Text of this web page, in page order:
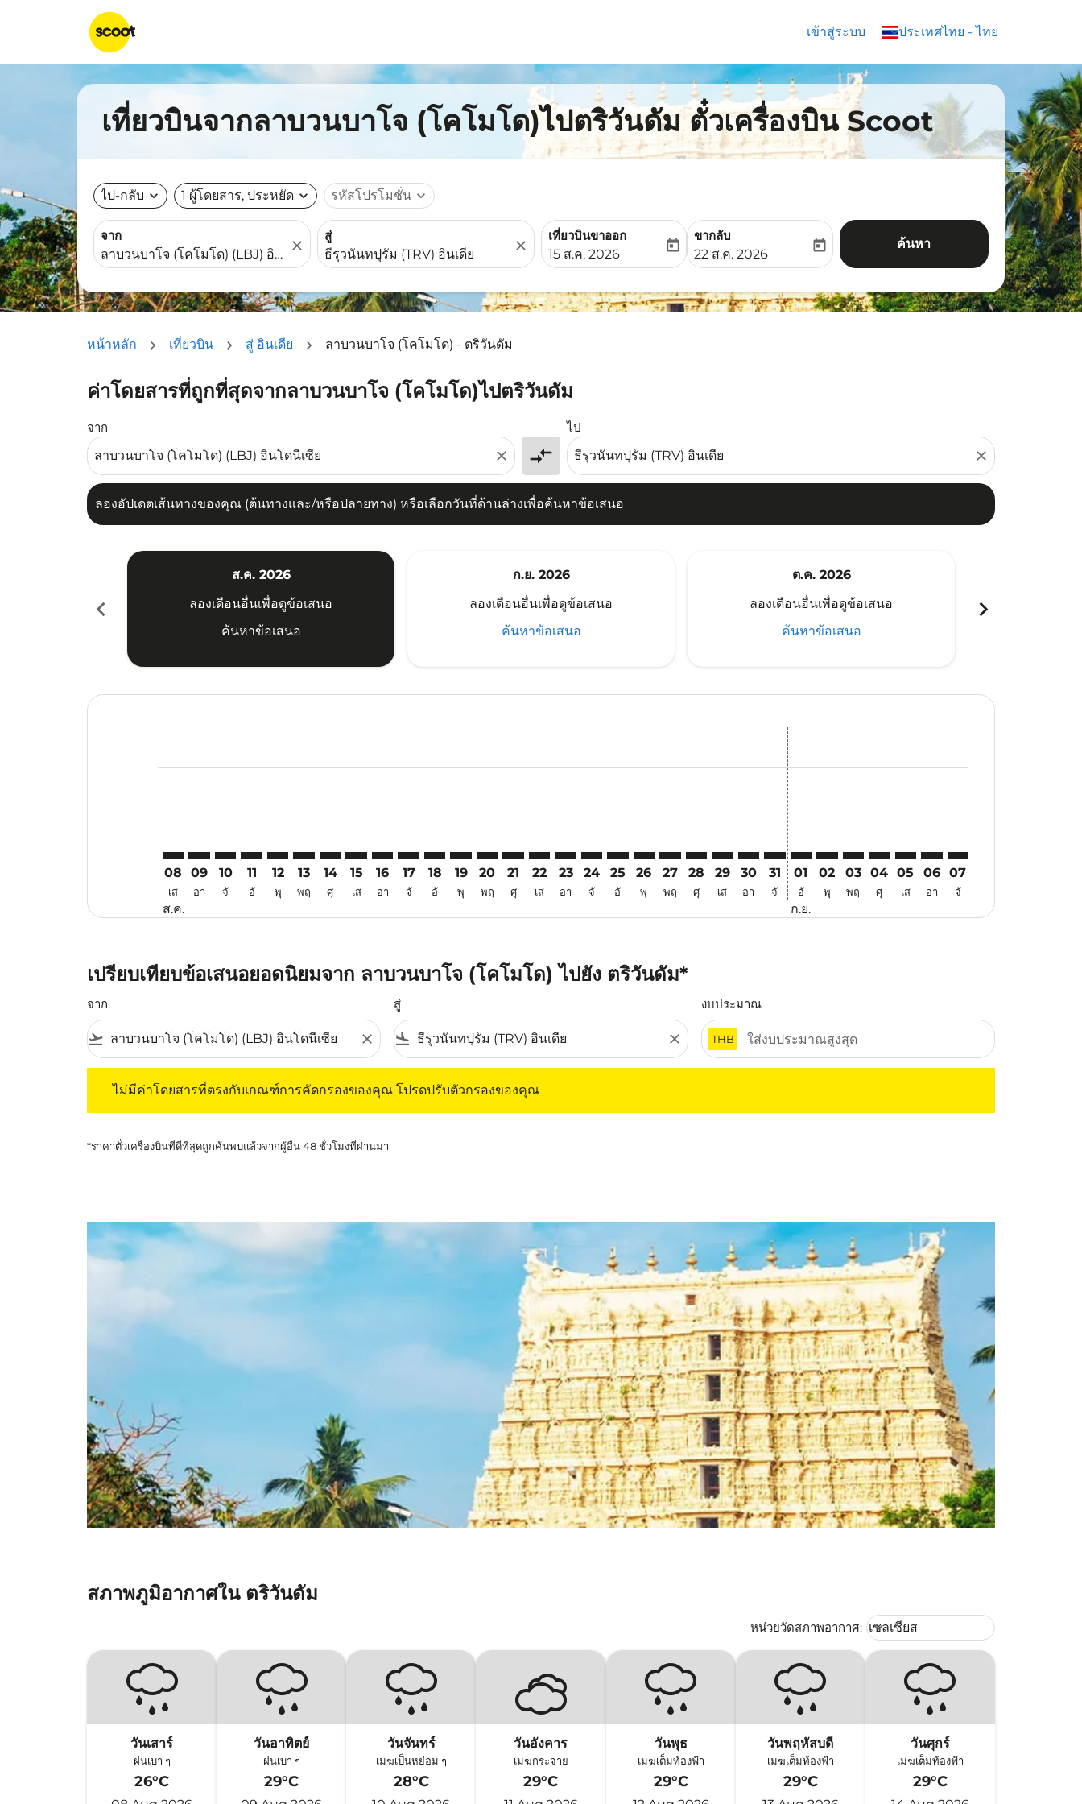
เข้าสู่ระบบ ประเทศไทย - ไทย
keyboard_arrow_down
เที่ยวบินจากลาบวนบาโจ (โคโมโด)ไปตริวันดัม ตั๋วเครื่องบิน Scoot
ไป-กลับ expand_more 1 ผู้โดยสาร, ประหยัด expand_more รหัสโปรโมชั่น expand_more
จาก
close
สู่
close
เที่ยวบินขาออก
fc-booking-departure-date-aria-label
15 ส.ค. 2026
today
ขากลับ
fc-booking-return-date-aria-label
22 ส.ค. 2026
today ค้นหา
หน้าหลัก เที่ยวบิน สู่ อินเดีย ลาบวนบาโจ (โคโมโด) - ตริวันดัม
ค่าโดยสารที่ถูกที่สุดจากลาบวนบาโจ (โคโมโด)ไปตริวันดัม
จาก
close compare_arrows
ไป
close
ลองอัปเดตเส้นทางของคุณ (ต้นทางและ/หรือปลายทาง) หรือเลือกวันที่ด้านล่างเพื่อค้นหาข้อเสนอ
ลองอัปเดตเส้นทางของคุณ (ต้นทางและ/หรือปลายทาง) หรือเลือกวันที่ด้านล่างเพื่อค้นหาข้อเสนอ
chevron_left
ส.ค. 2026
ลองเดือนอื่นเพื่อดูข้อเสนอ
ค้นหาข้อเสนอ
ก.ย. 2026
ลองเดือนอื่นเพื่อดูข้อเสนอ
ค้นหาข้อเสนอ
ต.ค. 2026
ลองเดือนอื่นเพื่อดูข้อเสนอ
ค้นหาข้อเสนอ
chevron_right
08
เส
ส.ค.
09
อา
10
จั
11
อั
12
พุ
13
พฤ
14
ศุ
15
เส
16
อา
17
จั
18
อั
19
พุ
20
พฤ
LBJ–TRV: cmp-view-offers-disclaimer. ค้นหาข้อเสนอ
21
ศุ
LBJ–TRV: cmp-view-offers-disclaimer. ค้นหาข้อเสนอ
22
เส
LBJ–TRV: cmp-view-offers-disclaimer. ค้นหาข้อเสนอ
23
อา
LBJ–TRV: cmp-view-offers-disclaimer. ค้นหาข้อเสนอ
24
จั
LBJ–TRV: cmp-view-offers-disclaimer. ค้นหาข้อเสนอ
25
อั
LBJ–TRV: cmp-view-offers-disclaimer. ค้นหาข้อเสนอ
26
พุ
LBJ–TRV: cmp-view-offers-disclaimer. ค้นหาข้อเสนอ
27
พฤ
LBJ–TRV: cmp-view-offers-disclaimer. ค้นหาข้อเสนอ
28
ศุ
LBJ–TRV: cmp-view-offers-disclaimer. ค้นหาข้อเสนอ
29
เส
LBJ–TRV: cmp-view-offers-disclaimer. ค้นหาข้อเสนอ
30
อา
LBJ–TRV: cmp-view-offers-disclaimer. ค้นหาข้อเสนอ
31
จั
01
อั
ก.ย.
02
พุ
03
พฤ
04
ศุ
05
เส
06
อา
07
จั
เปรียบเทียบข้อเสนอยอดนิยมจาก ลาบวนบาโจ (โคโมโด) ไปยัง ตริวันดัม*
จาก
flight_takeoff close
สู่
flight_land close
งบประมาณ
THB
ไม่มีค่าโดยสารที่ตรงกับเกณฑ์การคัดกรองของคุณ โปรดปรับตัวกรองของคุณ
*ราคาตั๋วเครื่องบินที่ดีที่สุดถูกค้นพบแล้วจากผู้อื่น 48 ชั่วโมงที่ผ่านมา
สภาพภูมิอากาศใน ตริวันดัม
หน่วยวัดสภาพอากาศ: Weather unit option เซลเซียส
เซลเซียส
keyboard_arrow_down
วันเสาร์
ฝนเบา ๆ
26°C
วันอาทิตย์
ฝนเบา ๆ
29°C
วันจันทร์
เมฆเป็นหย่อม ๆ
28°C
วันอังคาร
เมฆกระจาย
29°C
วันพุธ
เมฆเต็มท้องฟ้า
29°C
วันพฤหัสบดี
เมฆเต็มท้องฟ้า
29°C
วันศุกร์
เมฆเต็มท้องฟ้า
29°C